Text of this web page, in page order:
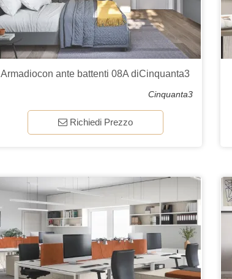
Armadiocon ante battenti 08A diCinquanta3
Cinquanta3
Richiedi Prezzo